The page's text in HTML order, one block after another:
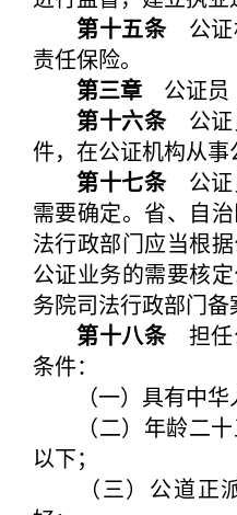
第十五条公证
责任保险。
第三章 公证员
第十六条公证
件，在公证机构从事
第十七条公证
需要确定。省、自
法行政部门应当根
公证业务的需要核
务院司法行政部门备
第十八条担任
条件：
（一）具有中华
（二）年龄二十
以下；
（三）公道正派